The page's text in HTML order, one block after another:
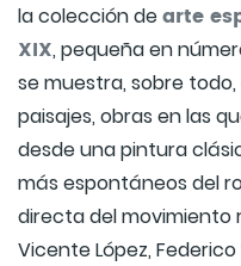
la colección dearte
XIX, pequeña en
se muestra, sobre
paisajes, obras en las
desde una pintura
más espontáneos del
directa del movimiento
Vicente López,